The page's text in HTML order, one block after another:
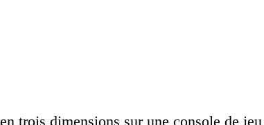
trois dimensions sur une console de